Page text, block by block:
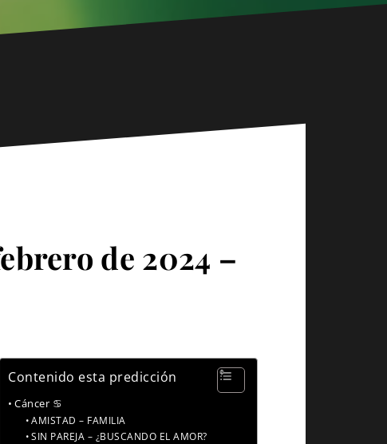
de 2024 –
Contenido esta predicción
Cáncer ♋
AMISTAD – FAMILIA
SIN PAREJA – ¿BUSCANDO EL AMOR?